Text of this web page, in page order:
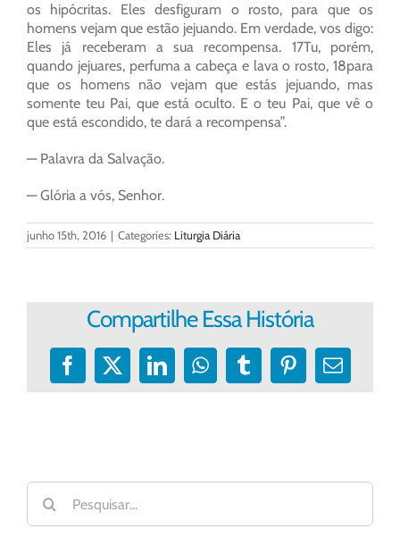
os hipócritas. Eles desfiguram o rosto, para que os
homens vejam que estão jejuando. Em verdade, vos digo:
Eles já receberam a sua recompensa. 17Tu, porém,
quando jejuares, perfuma a cabeça e lava o rosto, 18para
que os homens não vejam que estás jejuando, mas
somente teu Pai, que está oculto. E o teu Pai, que vê o
que está escondido, te dará a recompensa”.
— Palavra da Salvação.
— Glória a vós, Senhor.
junho 15th, 2016 | Categories: Liturgia Diária
Compartilhe Essa História
Facebook
X LinkedInWhatsApp
TumblrPinterest
E-
Buscar
resultados
para: